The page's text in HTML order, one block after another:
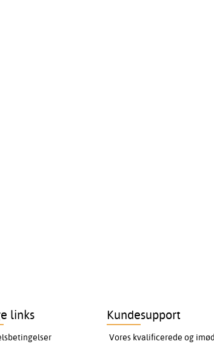
links Kundesupport
Vores kvalificerede og